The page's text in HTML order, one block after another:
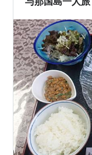
ジェット化空港と
2007年3月15日
始。
空港データ
IATA 3レターコード
ICAO 4レターコード
滑走路方向